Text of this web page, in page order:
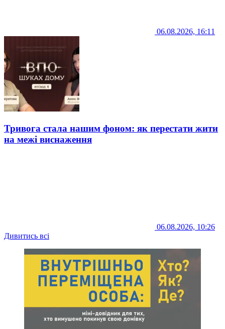
06.08.2026, 16:11
Тривога стала нашим фоном: як перестати жити
на межі виснаження
06.08.2026, 10:26
Дивитись всі